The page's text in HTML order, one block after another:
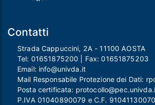
Contatti
Strada Cappuccini, 2A - 11100 AOSTA
Tel: 01651875200 | Fax:01651875203
Email: info@univda.it
Mail Responsabile Protezione dei Dati:
Posta certificata:
P.IVA 01040890079 e C.F. 91041130070